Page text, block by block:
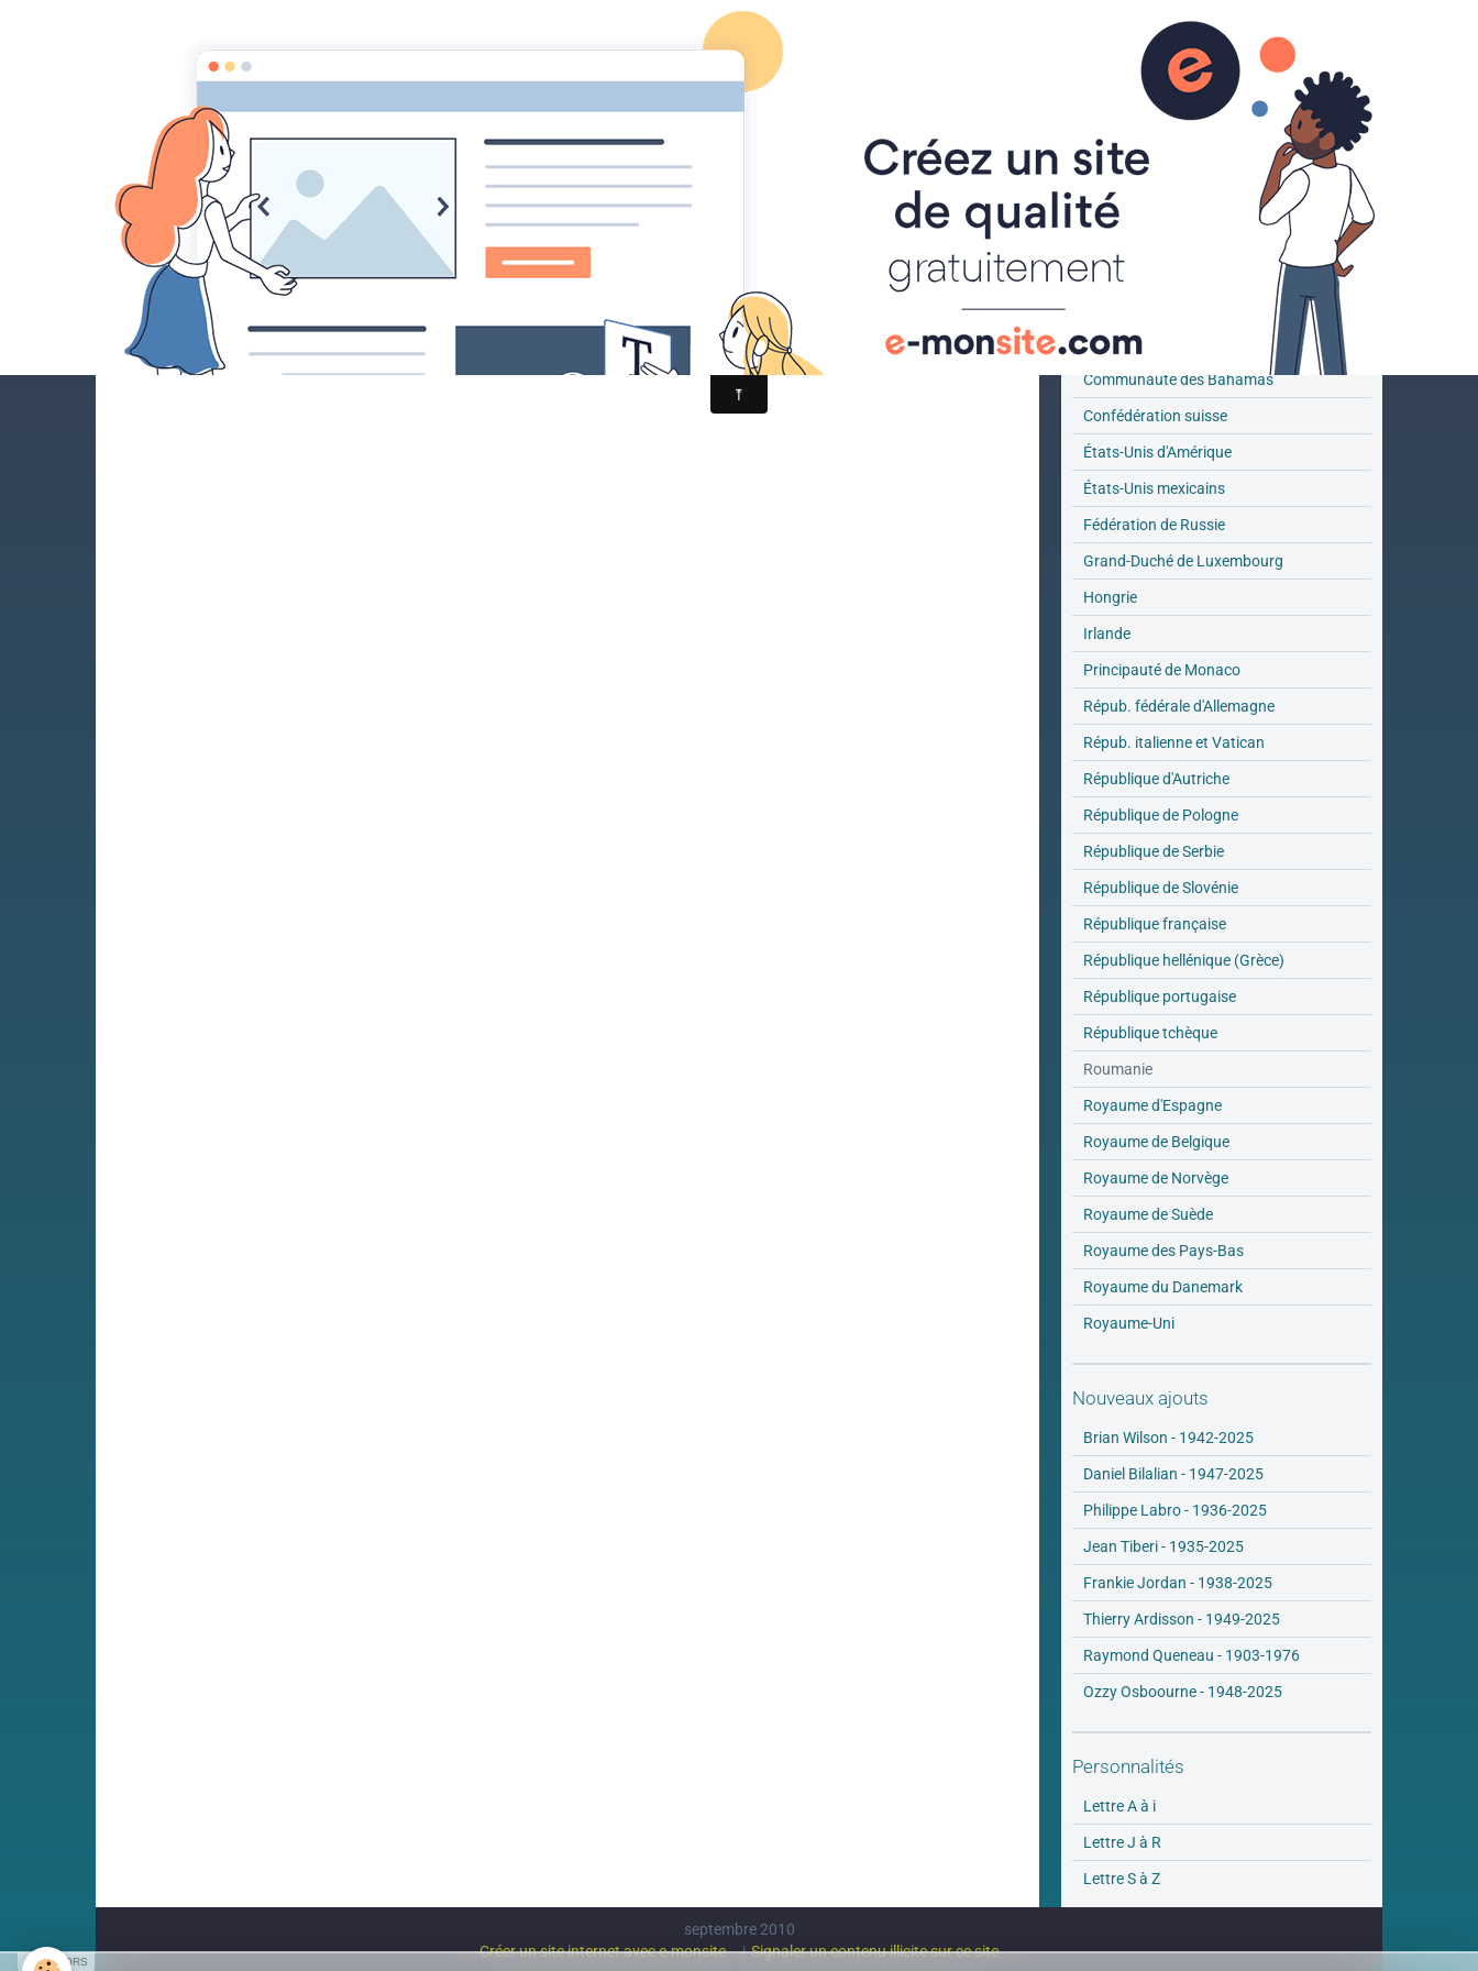
Lieux d'inhumation en Roumanie
Cathédrale archiépiscopale et royale de Cuertea de Argeș
Cimetière de Ghencea
(Bucarest)
Monastère de Cuertea de Argeș
Afrique
Amérique centrale et Caraïbes
Amérique du sud
Asie et Proche-Orient
Canada
Communauté des Bahamas
Confédération suisse
États-Unis d'Amérique
États-Unis mexicains
Fédération de Russie
Grand-Duché de Luxembourg
Hongrie
Irlande
Principauté de Monaco
Répub. fédérale d'Allemagne
Répub. italienne et Vatican
République d'Autriche
République de Pologne
République de Serbie
République de Slovénie
République française
République hellénique (Grèce)
République portugaise
République tchèque
Roumanie
Royaume d'Espagne
Royaume de Belgique
Royaume de Norvège
Royaume de Suède
Royaume des Pays-Bas
Royaume du Danemark
Royaume-Uni
Nouveaux ajouts
Brian Wilson - 1942-2025
Daniel Bilalian - 1947-2025
Philippe Labro - 1936-2025
Jean Tiberi - 1935-2025
Frankie Jordan - 1938-2025
Thierry Ardisson - 1949-2025
Raymond Queneau - 1903-1976
Ozzy Osboourne - 1948-2025
Personnalités
Lettre A à i
Lettre J à R
Lettre S à Z
septembre 2010
Créer un site internet avec e-monsite
Signaler un contenu illicite sur ce site
SPONSORS